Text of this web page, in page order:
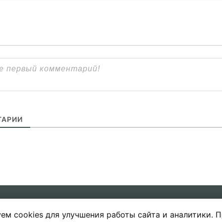
cookies для улучшения работы сайта и аналитики.
Политика в отношении обработки